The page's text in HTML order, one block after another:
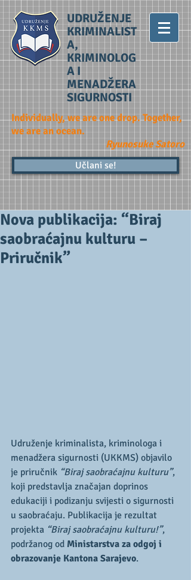
UDRUŽENJE
KRIMINALIST
A,
KRIMINOLOG
A I
MENADŽERA
SIGURNOSTI
Individually, we are one drop. Together,
we are an ocean.
Ryunosuke Satoro
Učlani se!
Nova publikacija: “Biraj
saobraćajnu kulturu –
Priručnik”
Udruženje kriminalista, kriminologa i
menadžera sigurnosti (UKKMS) objavilo
je priručnik “Biraj saobraćajnu kulturu”,
koji predstavlja značajan doprinos
edukaciji i podizanju svijesti o sigurnosti
u saobraćaju. Publikacija je rezultat
projekta “Biraj saobraćajnu kulturu!”,
podržanog od Ministarstva za odgoj i
obrazovanje Kantona Sarajevo.